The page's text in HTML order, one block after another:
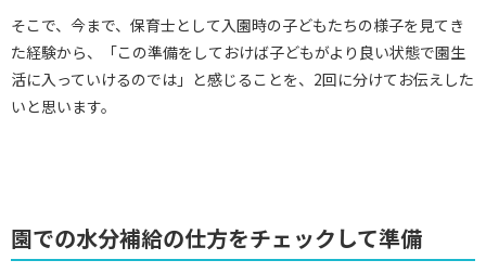
そこで、今まで、保育士として入園時の子どもたちの様子を見てき
た経験から、「この準備をしておけば子どもがより良い状態で園生
活に入っていけるのでは」と感じることを、2回に分けてお伝えした
いと思います。
園での水分補給の仕方をチェックして準備